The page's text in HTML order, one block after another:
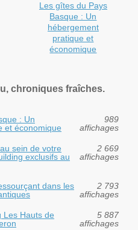
Les gîtes du Pays
Basque : Un
hébergement
pratique et
économique
chroniques fraîches.
: Un
et économique
989
affichages
sein de votre
exclusifs au
2 669
affichages
dans les
2 793
affichages
Les Hauts de
5 887
affichages